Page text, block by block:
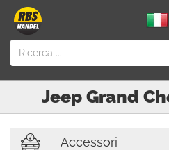
Jeep Grand
Accessori